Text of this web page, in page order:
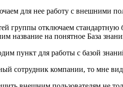
для нее работу с внешними
группы отключаем
название на понятное База
пункт для работы с базой
сотрудник компании, то мне